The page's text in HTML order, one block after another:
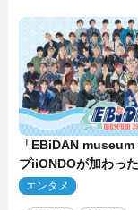
「EBiDAN
プiiONDOが加わっ
ル公開！ 開催記念
エンタメ